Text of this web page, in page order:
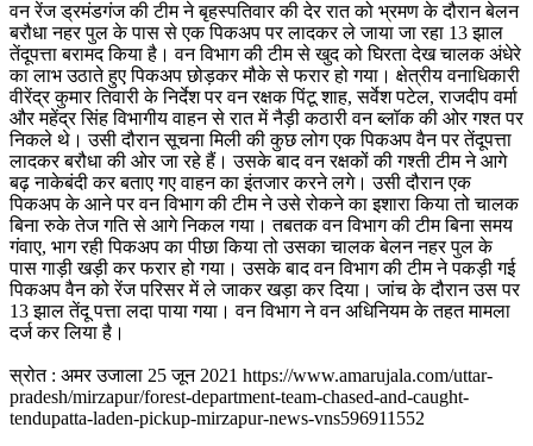
वन रेंज ड्रमंडगंज की टीम ने बृहस्पतिवार की देर रात को भ्रमण के दौरान बेलन
बरौधा नहर पुल के पास से एक पिकअप पर लादकर ले जाया जा रहा 13 झाल
तेंदूपत्ता बरामद किया है। वन विभाग की टीम से खुद को घिरता देख चालक अंधेरे
का लाभ उठाते हुए पिकअप छोड़कर मौके से फरार हो गया। क्षेत्रीय वनाधिकारी
वीरेंद्र कुमार तिवारी के निर्देश पर वन रक्षक पिंटू शाह, सर्वेश पटेल, राजदीप वर्मा
और महेंद्र सिंह विभागीय वाहन से रात में नैड़ी कठारी वन ब्लॉक की ओर गश्त पर
निकले थे। उसी दौरान सूचना मिली की कुछ लोग एक पिकअप वैन पर तेंदूपत्ता
लादकर बरौधा की ओर जा रहे हैं। उसके बाद वन रक्षकों की गश्ती टीम ने आगे
बढ़ नाकेबंदी कर बताए गए वाहन का इंतजार करने लगे। उसी दौरान एक
पिकअप के आने पर वन विभाग की टीम ने उसे रोकने का इशारा किया तो चालक
बिना रुके तेज गति से आगे निकल गया। तबतक वन विभाग की टीम बिना समय
गंवाए, भाग रही पिकअप का पीछा किया तो उसका चालक बेलन नहर पुल के
पास गाड़ी खड़ी कर फरार हो गया। उसके बाद वन विभाग की टीम ने पकड़ी गई
पिकअप वैन को रेंज परिसर में ले जाकर खड़ा कर दिया। जांच के दौरान उस पर
13 झाल तेंदू पत्ता लदा पाया गया। वन विभाग ने वन अधिनियम के तहत मामला
दर्ज कर लिया है।
स्रोत : अमर उजाला 25 जून 2021 https://www.amarujala.com/uttar-
pradesh/mirzapur/forest-department-team-chased-and-caught-
tendupatta-laden-pickup-mirzapur-news-vns596911552